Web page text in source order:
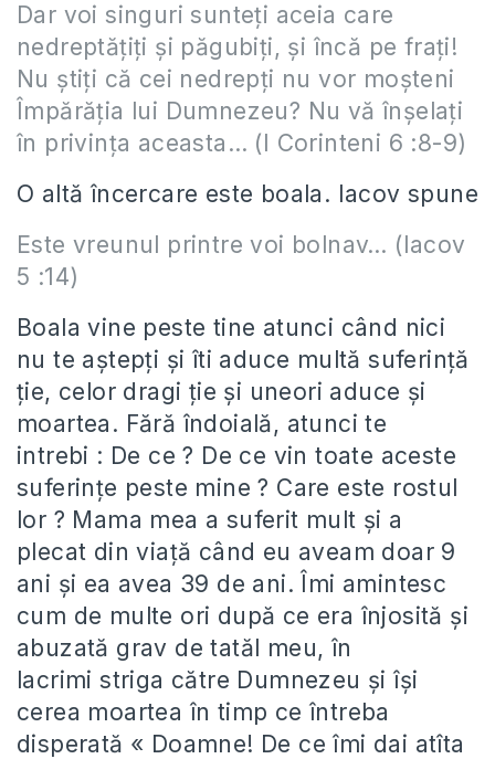
Dar voi singuri sunteți aceia care
nedreptățiți și păgubiți, și încă pe frați!
Nu știți că cei nedrepți nu vor moșteni
Împărăția lui Dumnezeu? Nu vă înșelați
în privința aceasta… (I Corinteni 6 :8-9)
O altă încercare este boala. Iacov spune
Este vreunul printre voi bolnav… (Iacov
5 :14)
Boala vine peste tine atunci când nici
nu te aştepţi şi îti aduce multă suferinţă
ţie, celor dragi ţie şi uneori aduce şi
moartea. Fără îndoială, atunci te
intrebi : De ce ? De ce vin toate aceste
suferinţe peste mine ? Care este rostul
lor ? Mama mea a suferit mult şi a
plecat din viaţă când eu aveam doar 9
ani şi ea avea 39 de ani. Îmi amintesc
cum de multe ori după ce era înjosită şi
abuzată grav de tatăl meu, în
lacrimi striga către Dumnezeu şi îşi
cerea moartea în timp ce întreba
disperată « Doamne! De ce îmi dai atîta